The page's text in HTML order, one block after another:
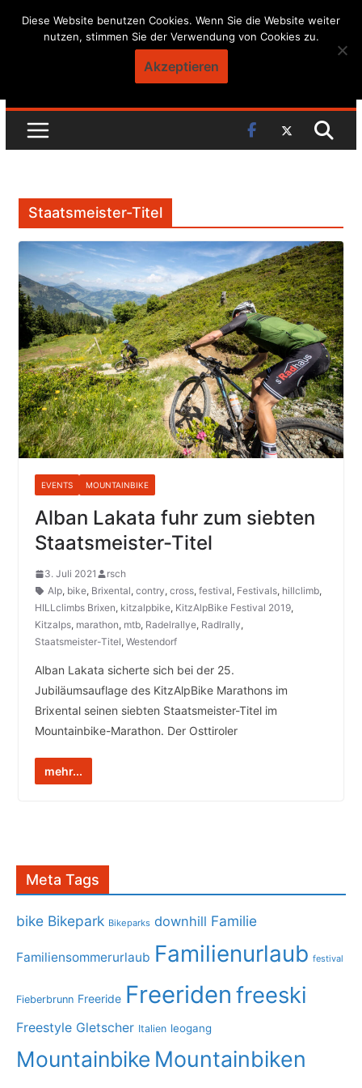
Skip
Staatsmeister-Titel
EVENTS MOUNTAINBIKE
Alban Lakata fuhr zum siebten
Staatsmeister-Titel
3. Juli 2021
rsch
Alp, bike, Brixental, contry, cross, festival, Festivals, hillclimb,
HILLclimbs Brixen, kitzalpbike, KitzAlpBike Festival 2019,
Kitzalps, marathon, mtb, Radelrallye, Radlrally,
Staatsmeister-Titel, Westendorf
Alban Lakata sicherte sich bei der 25.
Jubiläumsauflage des KitzAlpBike Marathons im
Brixental seinen siebten Staatsmeister-Titel im
Mountainbike-Marathon. Der Osttiroler
mehr...
Meta Tags
bike Bikepark Bikeparks downhill Familie
Familiensommerurlaub Familienurlaub festival
Fieberbrunn Freeride Freeriden freeski
Freestyle Gletscher Italien leogang
Mountainbike Mountainbiken
Diese Website benutzen Cookies. Wenn Sie die Website weiter
nutzen, stimmen Sie der Verwendung von Cookies zu.
Akzeptieren